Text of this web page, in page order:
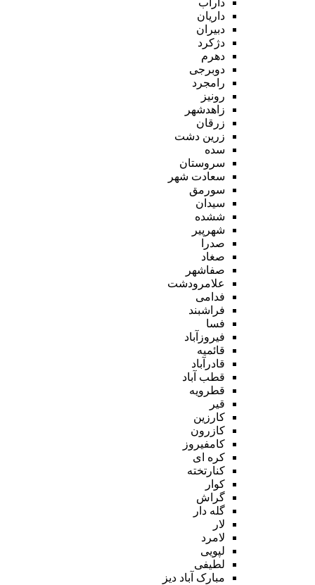
داریان
دبیران
دژکرد
دهرم
دوبرجی
رامجرد
رونیز
زاهدشهر
زرقان
زرین دشت
سده
سروستان
سعادت شهر
سورمق
سیدان
ششده
شهرپیر
صدرا
صغاد
صفاشهر
علامرودشت
فدامی
فراشبند
فسا
فیروزآباد
قائمیه
قادرآباد
قطب آباد
قطرویه
قیر
کارزین
کازرون
کامفیروز
کره ای
کنارتخته
کوار
گراش
گله دار
لار
لامرد
لپویی
لطیفی
مبارک آباد دیز